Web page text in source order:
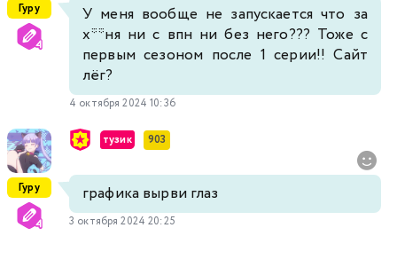
Гуру
У меня вообще не запускается что за
х**ня ни с впн ни без него??? Тоже с
первым сезоном после 1 серии!! Сайт
лёг?
4 октября 2024 10:36
Гуру
тузик 903
графика вырви глаз
3 октября 2024 20:25